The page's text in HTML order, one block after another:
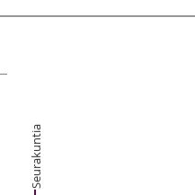
Seurakuntia